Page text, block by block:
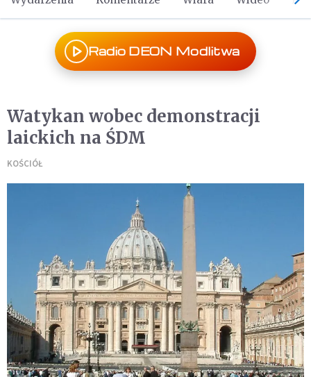
Radio DEON Modlitwa
Watykan wobec demonstracji
laickich na ŚDM
KOŚCIÓŁ